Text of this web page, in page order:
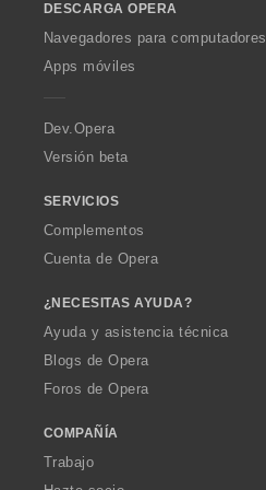
w
O
p
a
DESCARGA OPERA
Navegadores para computadores
Apps móviles
Dev.Opera
Versión beta
SERVICIOS
Complementos
Cuenta de Opera
¿NECESITAS AYUDA?
Ayuda y asistencia técnica
Blogs de Opera
Foros de Opera
COMPAÑÍA
Trabajo